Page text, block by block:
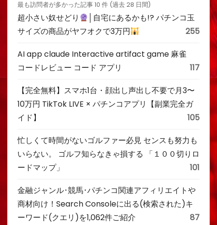
最も訪問者が多かった記事 10 件 (過去 28 日間)
超小さい奴せどり
│自宅にあるかも!? パチンコ玉
サイズの商品がヤフオクで3万円
255
AI app claude Interactive artifact game 麻雀
コードレビュー コード アプリ
117
【完全無料】スマホ1台・顔出し声出し不要で月3〜
10万円 TikTok LIVE × パチンコアプリ【副業完全ガ
イド】
105
忙しくて時間がないゴルファー必見 センスも努力も
いらない。 ゴルフ知らなきゃ損する 「１００切りロ
ードマップ」
101
金融ジャンル･競馬･パチンコ関連アフィリエイトや
商材向け！Search Consoleに出る(検索された)キ
ーワード(クエリ)を1,062件ご紹介
87